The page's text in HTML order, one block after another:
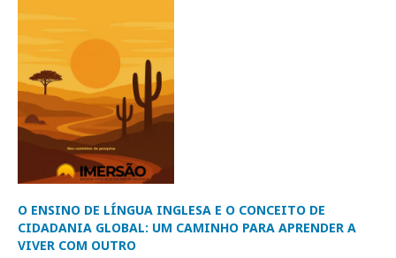
O ENSINO DE LÍNGUA INGLESA E O CONCEITO DE
CIDADANIA GLOBAL: UM CAMINHO PARA APRENDER A
VIVER COM OUTRO